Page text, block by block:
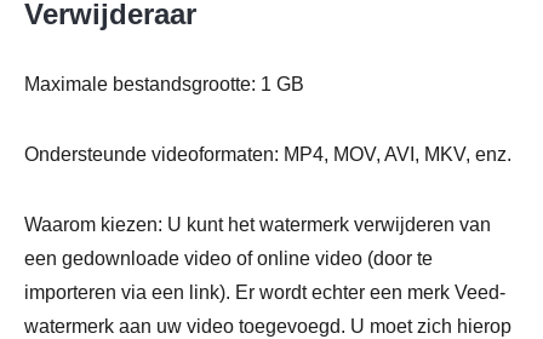
Verwijderaar
Maximale bestandsgrootte: 1 GB
Ondersteunde videoformaten: MP4, MOV, AVI, MKV, enz.
Waarom kiezen: U kunt het watermerk verwijderen van
een gedownloade video of online video (door te
importeren via een link). Er wordt echter een merk Veed-
watermerk aan uw video toegevoegd. U moet zich hierop